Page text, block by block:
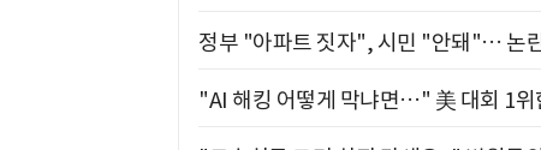
정부 "아파트 짓자", 시민 "안돼"… 논
"AI 해킹 어떻게 막냐면…" 美 대회 1위